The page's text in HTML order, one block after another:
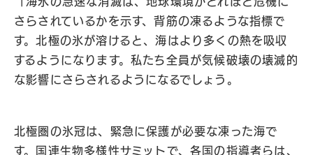
さらされているかを示す、背筋の凍るような指標で
す。北極の氷が溶けると、海はより多くの熱を吸収
するようになります。私たち全員が気候破壊の壊滅的
な影響にさらされるようになるでしょう。
北極圏の氷冠は、緊急に保護が必要な凍った海で
す。国連生物多様性サミットで、各国の指導者らは、